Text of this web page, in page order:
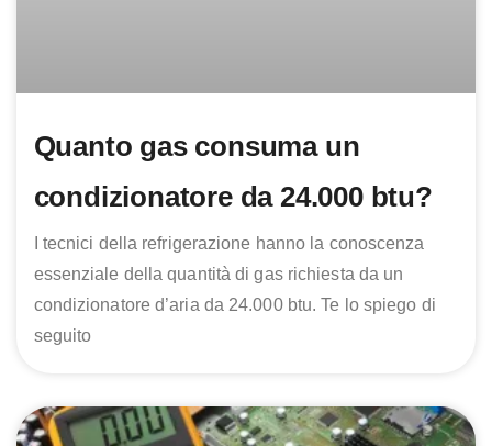
Quanto gas consuma un
condizionatore da 24.000 btu?
I tecnici della refrigerazione hanno la conoscenza
essenziale della quantità di gas richiesta da un
condizionatore d’aria da 24.000 btu. Te lo spiego di
seguito